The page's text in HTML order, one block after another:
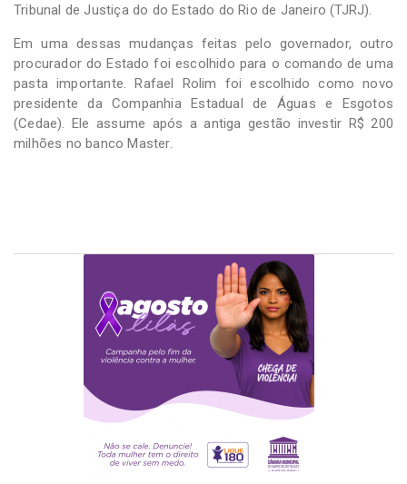
Tribunal de Justiça do do Estado do Rio de Janeiro (TJRJ).
Em uma dessas mudanças feitas pelo governador, outro
procurador do Estado foi escolhido para o comando de uma
pasta importante. Rafael Rolim foi escolhido como novo
presidente da Companhia Estadual de Águas e Esgotos
(Cedae). Ele assume após a antiga gestão investir R$ 200
milhões no banco Master.